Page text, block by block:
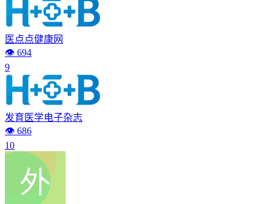
医点点健康网
👁️ 694
9
发育医学电子杂志
👁️ 686
10